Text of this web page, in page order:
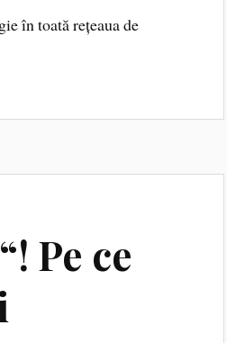
în toată rețeaua de
Pe ce